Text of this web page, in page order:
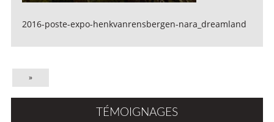
2016-poste-expo-henkvanrensbergen-nara_dreamland
»
TÉMOIGNAGES